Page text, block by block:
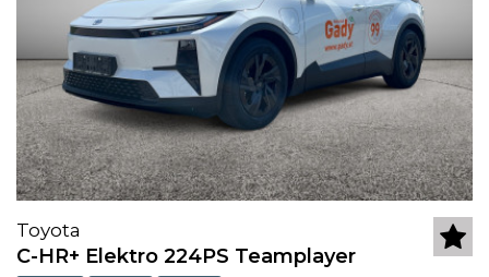
Toyota
C-HR+ Elektro 224PS Teamplayer